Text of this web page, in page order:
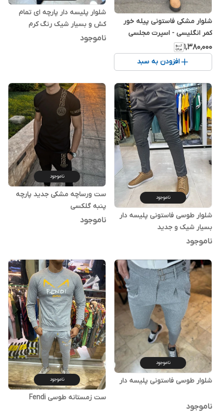
شلوار مشکی فاستونی پیله خور
کمر انگلیسی - اسپرت مجلسی
۱٬۳۸۰٬۰۰۰
افزودن به سبد
شلوار پلیسه دار پارچه ای تمام
کش و بسیار شیک رنگ کرم
ناموجود
ناموجود
شلوار طوسی فاستونی پلیسه دار
بسیار شیک و‌ جدید
ناموجود
ناموجود
ست ورساچه مشکی جدید پارچه
پنبه گلکسی
ناموجود
ناموجود
شلوار طوسی فاستونی پلیسه دار
ناموجود
ناموجود
ست زمستانه طوسی Fendi